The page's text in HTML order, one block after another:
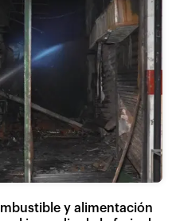
y alimentación